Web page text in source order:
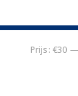
Prijs: €30